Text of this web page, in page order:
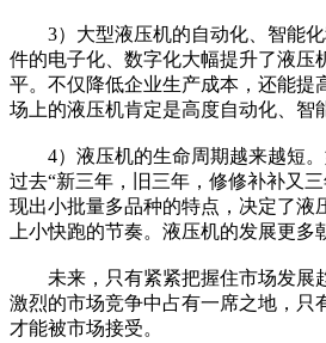
3）大型液压机的自动化、智能化
件的电子化、数字化大幅提升了液压
平。不仅降低企业生产成本，还能提
场上的液压机肯定是高度自动化、智
4）液压机的生命周期越来越短。
过去“新三年，旧三年，修修补补又
现出小批量多品种的特点，决定了液
上小快跑的节奏。液压机的发展更多
未来，只有紧紧把握住市场发展
激烈的市场竞争中占有一席之地，只
才能被市场接受。